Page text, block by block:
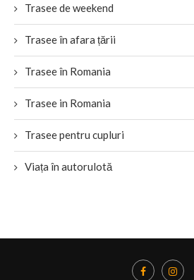
Trasee de weekend
Trasee în afara țării
Trasee în Romania
Trasee in Romania
Trasee pentru cupluri
Viața în autorulotă